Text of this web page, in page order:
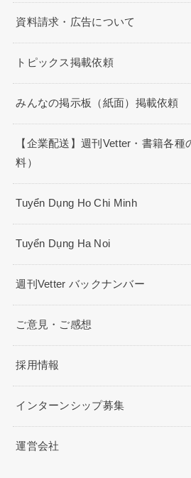
資料請求・広告について
トピックス掲載依頼
みんなの掲示板（紙面）掲載依頼
【企業配送】週刊Vetter・書籍各
料）
Tuyển Dụng Ho Chi Minh
Tuyển Dụng Ha Noi
週刊Vetter バックナンバー
ご意見・ご感想
採用情報
インターンシップ募集
運営会社